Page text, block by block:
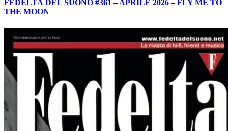
FEDELTÀ DEL SUONO #361 – APRILE 2026 – FLY ME TO
THE MOON